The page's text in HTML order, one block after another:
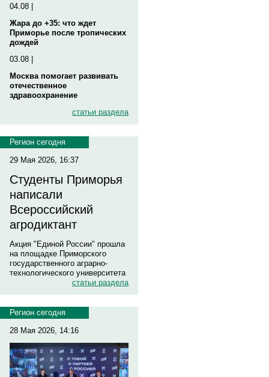
04.08 |
Жара до +35: что ждет
Приморье после тропических
дождей
03.08 |
Москва помогает развивать
отечественное
здравоохранение
статьи раздела
Регион сегодня
29 Мая 2026, 16:37
Студенты Приморья
написали
Всероссийский
агродиктант
Акция "Единой России" прошла
на площадке Приморского
государственного аграрно-
технологического университета
статьи раздела
Регион сегодня
28 Мая 2026, 14:16